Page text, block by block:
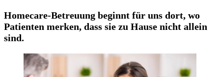
Homecare-Betreuung beginnt für uns dort, wo
Patienten merken, dass sie zu Hause nicht allein
sind.